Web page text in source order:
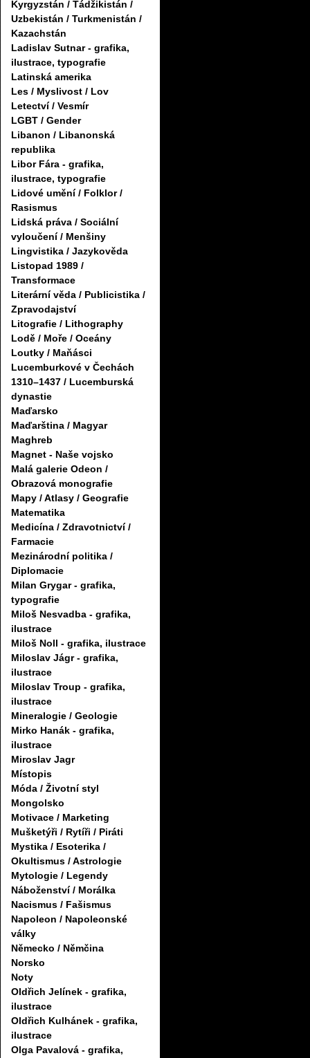
Kyrgyzstán / Tádžikistán /
Uzbekistán / Turkmenistán /
Kazachstán
Ladislav Sutnar - grafika,
ilustrace, typografie
Latinská amerika
Les / Myslivost / Lov
Letectví / Vesmír
LGBT / Gender
Libanon / Libanonská
republika
Libor Fára - grafika,
ilustrace, typografie
Lidové umění / Folklor /
Rasismus
Lidská práva / Sociální
vyloučení / Menšiny
Lingvistika / Jazykověda
Listopad 1989 /
Transformace
Literární věda / Publicistika /
Zpravodajství
Litografie / Lithography
Lodě / Moře / Oceány
Loutky / Maňásci
Lucemburkové v Čechách
1310–1437 / Lucemburská
dynastie
Maďarsko
Maďarština / Magyar
Maghreb
Magnet - Naše vojsko
Malá galerie Odeon /
Obrazová monografie
Mapy / Atlasy / Geografie
Matematika
Medicína / Zdravotnictví /
Farmacie
Mezinárodní politika /
Diplomacie
Milan Grygar - grafika,
typografie
Miloš Nesvadba - grafika,
ilustrace
Miloš Noll - grafika, ilustrace
Miloslav Jágr - grafika,
ilustrace
Miloslav Troup - grafika,
ilustrace
Mineralogie / Geologie
Mirko Hanák - grafika,
ilustrace
Miroslav Jagr
Místopis
Móda / Životní styl
Mongolsko
Motivace / Marketing
Mušketýři / Rytíři / Piráti
Mystika / Esoterika /
Okultismus / Astrologie
Mytologie / Legendy
Náboženství / Morálka
Nacismus / Fašismus
Napoleon / Napoleonské
války
Německo / Němčina
Norsko
Noty
Oldřich Jelínek - grafika,
ilustrace
Oldřich Kulhánek - grafika,
ilustrace
Olga Pavalová - grafika,